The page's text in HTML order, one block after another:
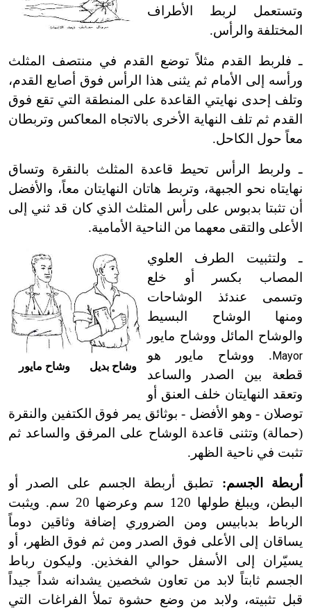
وتستعمل لربط الأطراف
المختلفة والرأس.
ـ فلربط القدم مثلاً توضع القدم في منتصف المثلث
ورأسه إلى الأمام ثم يثنى هذا الرأس فوق أصابع القدم،
وتلف إحدى نهايتي القاعدة على المنطقة التي تقع فوق
القدم ثم تلف النهاية الأخرى بالاتجاه المعاكس وتربطان
معاً حول الكاحل.
ـ ولربط الرأس تحيط قاعدة المثلث بالنقرة وتساق
نهايتاه نحو الجبهة، وتربط هاتان النهايتان معاً، والأفضل
أن تثبتا بدبوس على رأس المثلث الذي كان قد ثني إلى
الأعلى والتقى معهما من الناحية الأمامية.
وشاح بديل وشاح مايور
ـ ولتثبيت الطرف العلوي
المصاب بكسر أو خلع
وتسمى عندئذ الوشاحات
ومنها الوشاح البسيط
والوشاح المائل ووشاح مايور
Mayor . ووشاح مايور هو
قطعة بين الصدر والساعد
وتعقد النهايتان خلف العنق أو
توصلان - وهو الأفضل - بوثائق يمر فوق الكتفين والنقرة
(حمالة) وتثنى قاعدة الوشاح على المرفق والساعد ثم
تثبت في ناحية الظهر.
أربطة الجسم: تطبق أربطة الجسم على الصدر أو
البطن، ويبلغ طولها 120 سم وعرضها 20 سم. ويثبت
الرباط بدبابيس ومن الضروري إضافة وثاقين دوماً
يساقان إلى الأعلى فوق الصدر ومن ثم فوق الظهر، أو
يسيّران إلى الأسفل حوالي الفخذين. وليكون رباط
الجسم ثابتاً لابد من تعاون شخصين يشدانه شداً جيداً
قبل تثبيته، ولابد من وضع حشوة تملأ الفراغات التي